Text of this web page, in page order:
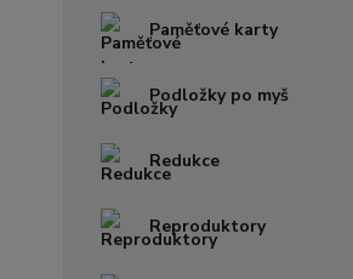
Paměťové karty
Podložky po myš
Redukce
Reproduktory